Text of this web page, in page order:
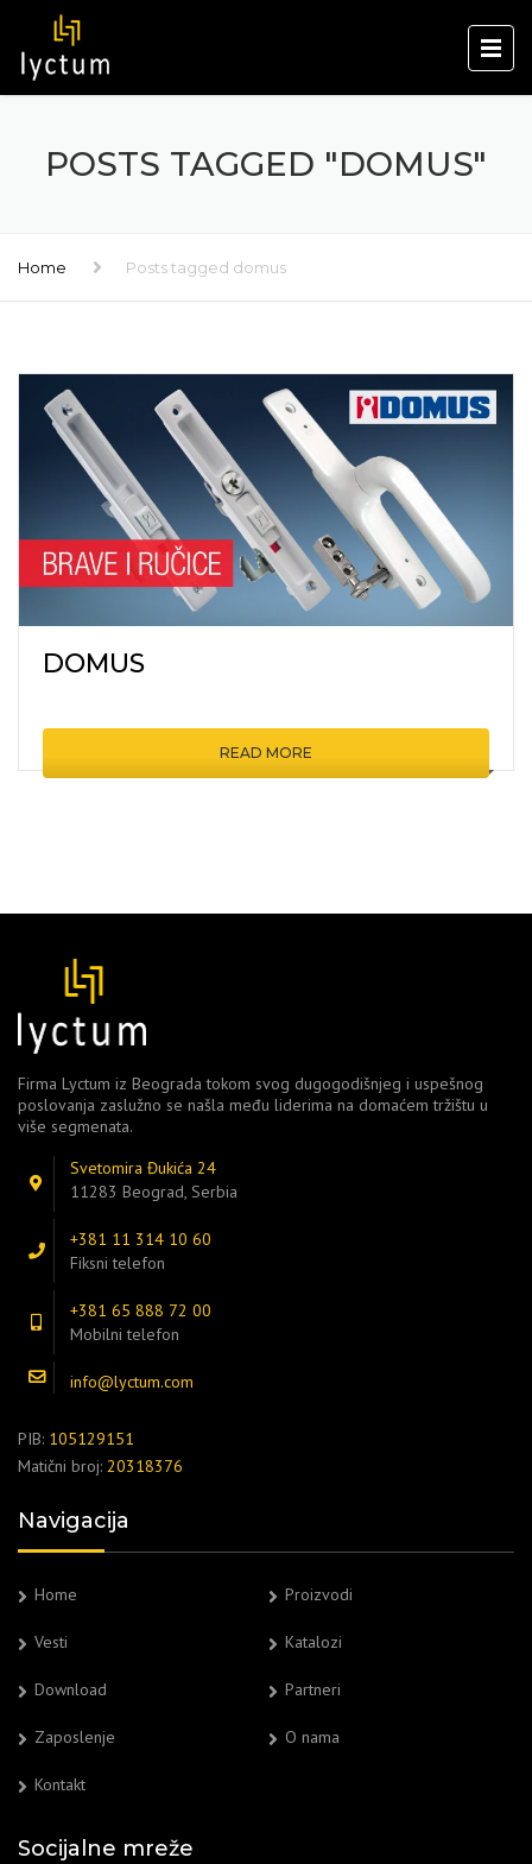
POSTS TAGGED "DOMUS"
Home Posts tagged domus
DOMUS
READ MORE
Firma Lyctum iz Beograda tokom svog dugogodišnjeg i uspešnog
poslovanja zaslužno se našla među liderima na domaćem tržištu u
više segmenata.
Svetomira Đukića 24
11283 Beograd, Serbia
+381 11 314 10 60
Fiksni telefon
+381 65 888 72 00
Mobilni telefon
info@lyctum.com
PIB: 105129151
Matični broj: 20318376
Navigacija
Home Proizvodi
Vesti Katalozi
Download Partneri
Zaposlenje O nama
Kontakt
Socijalne mreže